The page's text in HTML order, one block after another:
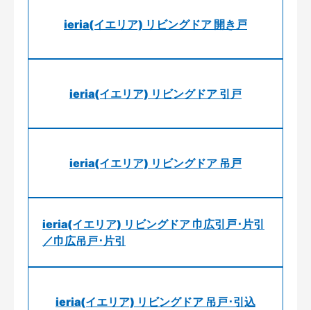
ieria(イエリア) リビングドア 開き戸
ieria(イエリア) リビングドア 引戸
ieria(イエリア) リビングドア 吊戸
ieria(イエリア) リビングドア 巾広引戸･片引
／巾広吊戸･片引
ieria(イエリア) リビングドア 吊戸･引込